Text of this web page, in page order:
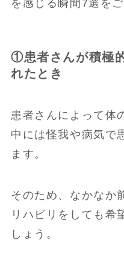
を感じる瞬間7選を
①患者さんが積極
れたとき
患者さんによって体
中には怪我や病気で
ます。
そのため、なかなか
リハビリをしても希
しょう。